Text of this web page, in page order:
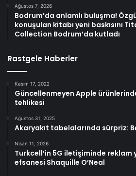
Ağustos 7, 2026
Bodrum’da anlamlı buluşma!
konuşulan kitabı yeni baskısını
Collection Bodrum’da kutladı
Rastgele Haberler
Kasım 17, 2022
Güncellenmeyen Apple
tehlikesi
Ağustos 31, 2025
Akaryakıt tabelalarında sürpriz:
Nisan 11, 2026
Turkcell’in 5G iletişiminde reklam
efsanesi Shaquille O’Neal